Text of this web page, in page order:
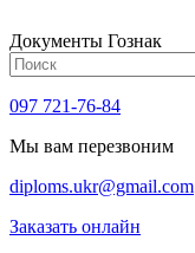
Документы Гознак
097 721-76-84
Мы вам перезвоним
diploms.ukr@gmail.com
Заказать онлайн